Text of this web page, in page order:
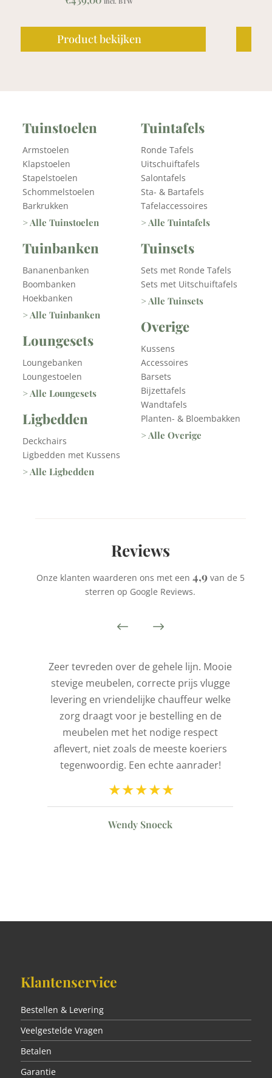
Product bekijken
Tuinstoelen
Armstoelen
Klapstoelen
Stapelstoelen
Schommelstoelen
Barkrukken
> Alle Tuinstoelen
Tuinbanken
Bananenbanken
Boombanken
Hoekbanken
> Alle Tuinbanken
Loungesets
Loungebanken
Loungestoelen
> Alle Loungesets
Ligbedden
Deckchairs
Ligbedden met Kussens
> Alle Ligbedden
Tuintafels
Ronde Tafels
Uitschuiftafels
Salontafels
Sta- & Bartafels
Tafelaccessoires
> Alle Tuintafels
Tuinsets
Sets met Ronde Tafels
Sets met Uitschuiftafels
> Alle Tuinsets
Overige
Kussens
Accessoires
Barsets
Bijzettafels
Wandtafels
Planten- & Bloembakken
> Alle Overige
Reviews
Onze klanten waarderen ons met een 4,9van de 5
sterren op Google Reviews.
Zeer tevreden over de gehele lijn. Mooie
stevige meubelen, correcte prijs vlugge
levering en vriendelijke chauffeur welke
zorg draagt voor je bestelling en de
meubelen met het nodige respect
aflevert, niet zoals de meeste koeriers
tegenwoordig. Een echte aanrader!
Wendy Snoeck
Klantenservice
Bestellen & Levering
Veelgestelde Vragen
Betalen
Garantie